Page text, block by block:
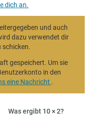
dich an.
und auch
dazu verwendet dir
schicken.
gespeichert. Um sie
in den
eine Nachricht .
Was ergibt 10 × 2?